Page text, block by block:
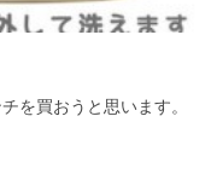
を買おうと思います。